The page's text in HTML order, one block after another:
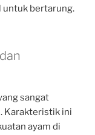
untuk bertarung.
sangat
Karakteristik ini
ayam di